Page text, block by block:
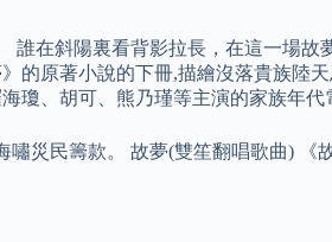
在斜陽裏看背影拉長，在這一場
的原著小說的下冊,描繪沒落貴族陸
瓊、胡可、熊乃瑾等主演的家族年
災民籌款。 故夢(雙笙翻唱歌曲)